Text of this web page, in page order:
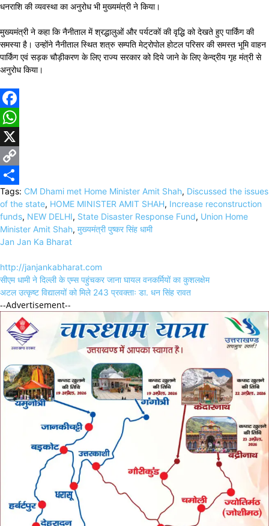
धनराशि की व्यवस्था का अनुरोध भी मुख्यमंत्री ने किया।
मुख्यमंत्री ने कहा कि नैनीताल में श्रद्धालुओं और पर्यटकों की वृद्धि को देखते हुए पार्किंग की
समस्या है। उन्होंने नैनीताल स्थित शत्रु सम्पति मेट्रोपोल होटल परिसर की समस्त भूमि वाहन
पार्किंग एवं सड़क चौड़ीकरण के लिए राज्य सरकार को दिये जाने के लिए केन्द्रीय गृह मंत्री से
अनुरोध किया।
Facebook
WhatsApp
X
Copy
Link
Share
Tags: CM Dhami met Home Minister Amit Shah, Discussed the issues
of the state, HOME MINISTER AMIT SHAH, Increase reconstruction
funds, NEW DELHI, State Disaster Response Fund, Union Home
Minister Amit Shah, मुख्यमंत्री पुष्कर सिंह धामी
Jan Jan Ka Bharat
http://janjankabharat.com
Post
navigation
सीएम धामी ने दिल्ली के एम्स पहुंचकर जाना घायल वनकर्मियों का कुशलक्षेम
अटल उत्कृष्ट विद्यालयों को मिले 243 प्रवक्ताः डा. धन सिंह रावत
--Advertisement--